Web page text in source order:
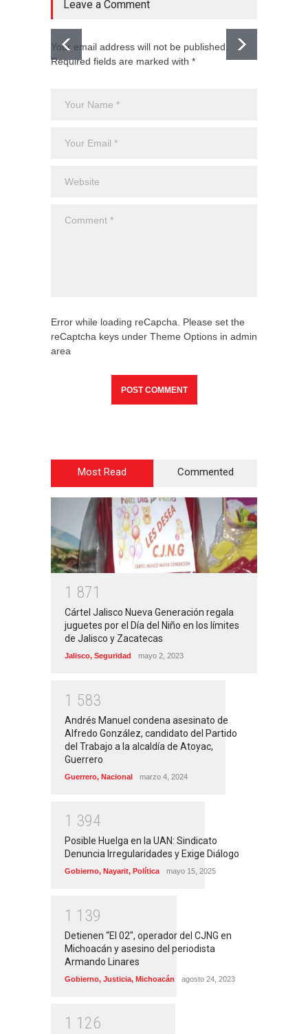
Leave a Comment
Your email address will not be published.
Required fields are marked with *
Error while loading reCapcha. Please set the
reCaptcha keys under Theme Options in admin
area
Most Read Commented
1 871
Cártel Jalisco Nueva Generación regala
juguetes por el Día del Niño en los límites
de Jalisco y Zacatecas
Jalisco, Seguridad mayo 2, 2023
1 583
Andrés Manuel condena asesinato de
Alfredo González, candidato del Partido
del Trabajo a la alcaldía de Atoyac,
Guerrero
Guerrero, Nacional marzo 4, 2024
1 394
Posible Huelga en la UAN: Sindicato
Denuncia Irregularidades y Exige Diálogo
Gobierno, Nayarit, Política mayo 15, 2025
1 1 39
Detienen “El 02″, operador del CJNG en
Michoacán y asesino del periodista
Armando Linares
Gobierno, Justicia, Michoacán agosto 24, 2023
1 1 26